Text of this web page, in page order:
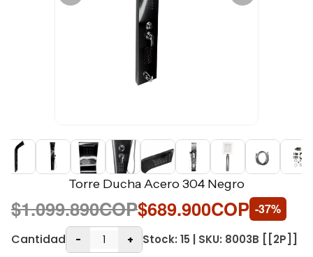
Torre Ducha Acero 304 Negro
$1.099.890COP$689.900COP -37%
Cantidad
- + Stock: 15 | SKU: 8003B [[2P]]